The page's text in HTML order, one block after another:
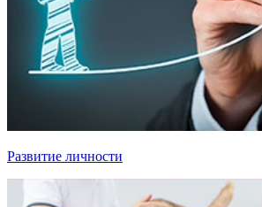
Развитие личности